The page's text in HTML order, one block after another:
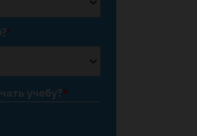
*
учебу?*